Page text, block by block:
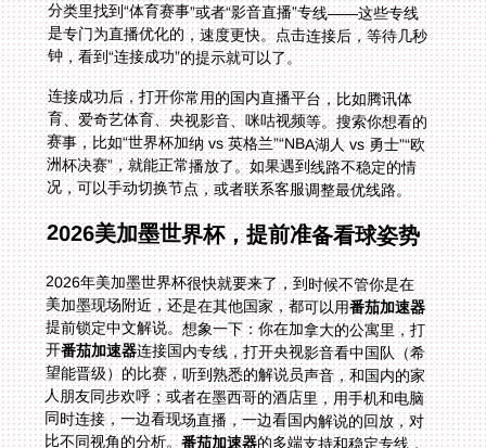
钟，看到“连接成功”的提示就可以了。
连接成功后，打开你常用的国内直播平台，比如腾讯体
育、爱奇艺体育、央视影音、咪咕视频等。搜索你想看的
赛事，比如“世界杯加纳 vs 英格兰”“NBA湖人 vs 勇士”“欧
洲杯决赛”，就能正常播放了。如果遇到线路不稳定的情
况，可以手动切换节点，或者联系客服调整最优线路。
2026美加墨世界杯，提前准备看球姿势
2026年美加墨世界杯很快就要来了，到时候不管你是在
美加墨现场附近，还是在其他国家，都可以用番茄加速器
提前锁定中文解说。想象一下：你在加拿大的公寓里，打
开番茄加速器连接国内专线，打开央视影音看中国队（希
望能晋级）的比赛，听到熟悉的解说员声音，和国内的家
人朋友同步欢呼；或者在墨西哥的酒店里，用手机和电脑
同时连接，一边看现场直播，一边看国内解说的回放，对
比不同视角的分析。番茄加速器的多端支持和稳定专线，